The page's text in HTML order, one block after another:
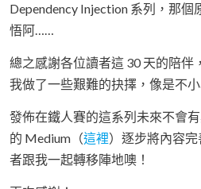
Dependency Injection 系列，那
悟阿……
總之感謝各位讀者這 30 天的陪伴
我做了一些艱難的抉擇，像是不
發佈在鐵人賽的這系列未來不會
的 Medium（這裡）逐步將內容
者跟我一起轉移陣地噢！